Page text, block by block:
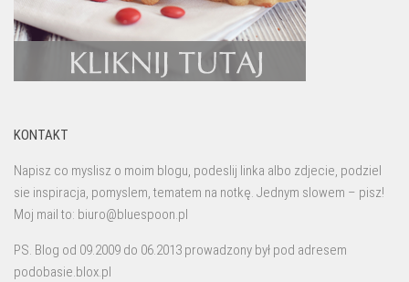
KONTAKT
Napisz co myslisz o moim blogu, podeslij linka albo zdjecie, podziel
sie inspiracja, pomyslem, tematem na notkę. Jednym slowem – pisz!
Moj mail to: biuro@bluespoon.pl
PS. Blog od 09.2009 do 06.2013 prowadzony był pod adresem
podobasie.blox.pl